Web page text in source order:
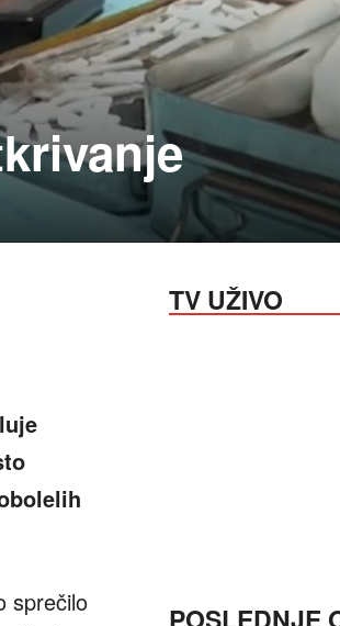
sprečilo
TV UŽIVO
POSLEDNJE